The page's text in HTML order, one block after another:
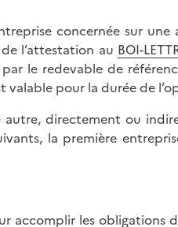
concernée sur
l’attestation au BOI-
le redevable de
pour la durée de
directement ou
la première
accomplir les obligations